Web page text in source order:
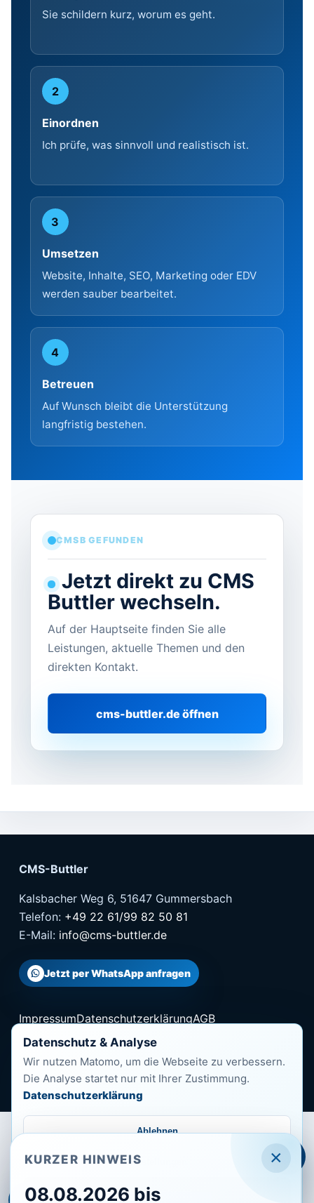
Sie schildern kurz, worum es geht.
2
Einordnen
Ich prüfe, was sinnvoll und realistisch ist.
3
Umsetzen
Website, Inhalte, SEO, Marketing oder EDV
werden sauber bearbeitet.
4
Betreuen
Auf Wunsch bleibt die Unterstützung
langfristig bestehen.
CMSB GEFUNDEN
Jetzt direkt zu CMS
Buttler wechseln.
Auf der Hauptseite finden Sie alle
Leistungen, aktuelle Themen und den
direkten Kontakt.
cms-buttler.de öffnen
CMS-Buttler
Kalsbacher Weg 6, 51647 Gummersbach
Telefon: +49 22 61/99 82 50 81
E-Mail: info@cms-buttler.de
Jetzt per WhatsApp anfragen
ImpressumDatenschutzerklärungAGB
Cookie-Richtlinie Barrierefreiheit
© 2026 CMS-Buttler
Datenschutz & Analyse
Wir nutzen Matomo, um die Webseite zu verbessern.
Die Analyse startet nur mit Ihrer Zustimmung.
Datenschutzerklärung
Ablehnen
Einstellungen
Alle akzeptieren
×
KURZER HINWEIS
08.08.2026 bis